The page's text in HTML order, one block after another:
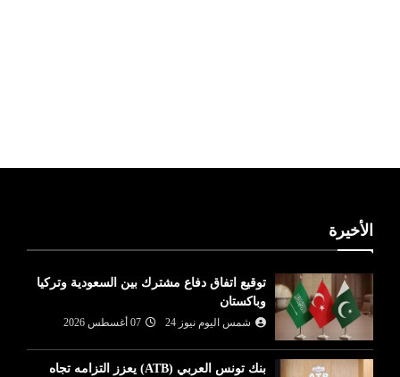
الأخيرة
توقيع اتفاق دفاع مشترك بين السعودية وتركيا
وباكستان
شمس اليوم نيوز 24 07 أغسطس 2026
بنك تونس العربي (ATB) يعزز التزامه تجاه